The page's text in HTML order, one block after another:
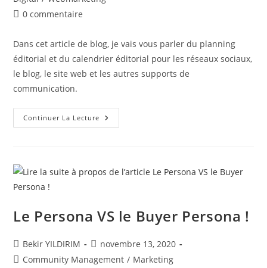
publication :
Commentaires
la
publication :
0 commentaire
Dans cet article de blog, je vais vous parler du planning
éditorial et du calendrier éditorial pour les réseaux sociaux,
le blog, le site web et les autres supports de
communication.
Continuer La Lecture Le
Planning
Le Persona VS le Buyer Persona !
Auteur/autrice
de
Bekir YILDIRIM
Publication
publiée :
novembre 13, 2020
PostCommunity Management / Marketing